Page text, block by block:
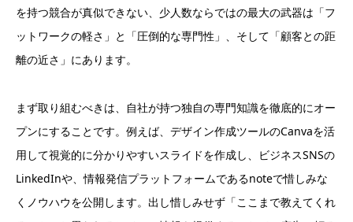
を持つ競合が真似できない、少人数ならではの最大の武器は「フ
ットワークの軽さ」と「圧倒的な専門性」、そして「顧客との距
離の近さ」にあります。
まず取り組むべきは、自社が持つ独自の専門知識を徹底的にオー
プンにすることです。例えば、デザイン作成ツールのCanvaを活
用して視覚的に分かりやすいスライドを作成し、ビジネスSNSの
LinkedInや、情報発信プラットフォームであるnoteで惜しみな
くノウハウを公開します。出し惜しみせず「ここまで教えてくれ